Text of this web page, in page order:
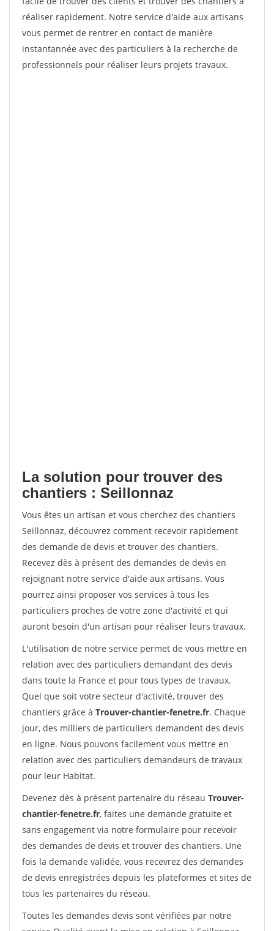
réaliser rapidement. Notre service d'aide aux artisans
vous permet de rentrer en contact de manière
instantannée avec des particuliers à la recherche de
professionnels pour réaliser leurs projets travaux.
La solution pour trouver des
chantiers : Seillonnaz
Vous êtes un artisan et vous cherchez des chantiers
Seillonnaz, découvrez comment recevoir rapidement
des demande de devis et trouver des chantiers.
Recevez dès à présent des demandes de devis en
rejoignant notre service d'aide aux artisans. Vous
pourrez ainsi proposer vos services à tous les
particuliers proches de votre zone d'activité et qui
auront besoin d'un artisan pour réaliser leurs travaux.
L'utilisation de notre service permet de vous mettre en
relation avec des particuliers demandant des devis
dans toute la France et pour tous types de travaux.
Quel que soit votre secteur d'activité, trouver des
chantiers grâce à Trouver-chantier-fenetre.fr. Chaque
jour, des milliers de particuliers demandent des devis
en ligne. Nous pouvons facilement vous mettre en
relation avec des particuliers demandeurs de travaux
pour leur Habitat.
Devenez dès à présent partenaire du réseau Trouver-
chantier-fenetre.fr, faites une demande gratuite et
sans engagement via notre formulaire pour recevoir
des demandes de devis et trouver des chantiers. Une
fois la demande validée, vous recevrez des demandes
de devis enregistrées depuis les plateformes et sites de
tous les partenaires du réseau.
Toutes les demandes devis sont vérifiées par notre